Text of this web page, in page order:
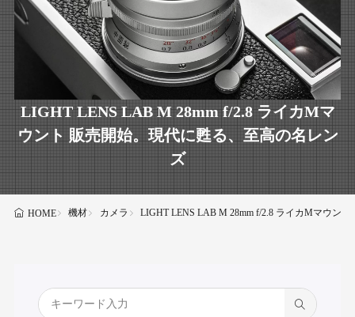
LIGHT LENS LAB M 28mm f/2.8 ライカMマ
ウント 販売開始。現代に甦る、至高の名レン
ズ
HOME 機材 カメラ LIGHT LENS LAB M 28mm f/2.8 ライカMマウン